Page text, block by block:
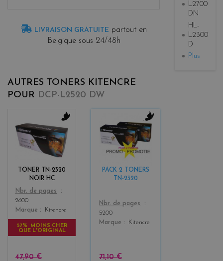
LIVRAISON GRATUITE partout en
Belgique sous 24/48h
AUTRES TONERS KITENCRE
POUR DCP-L2520 DW
TONER TN-2320
NOIR HC
Color
b
l
a
c
Nbr. de pages
2600
Marque
Kitencre
57% MOINS CHER
QUE L'ORIGINAL
47,90 €
PACK 2 TONERS
TN-2320
Color
b
l
k
Nbr. de pages
5200
Marque
Kitencre
71,10 €
L2700
DN
HL-
L2300
D
Plus